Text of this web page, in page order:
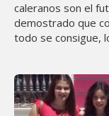
caleranos son el
demostrado que
todo se consigue,